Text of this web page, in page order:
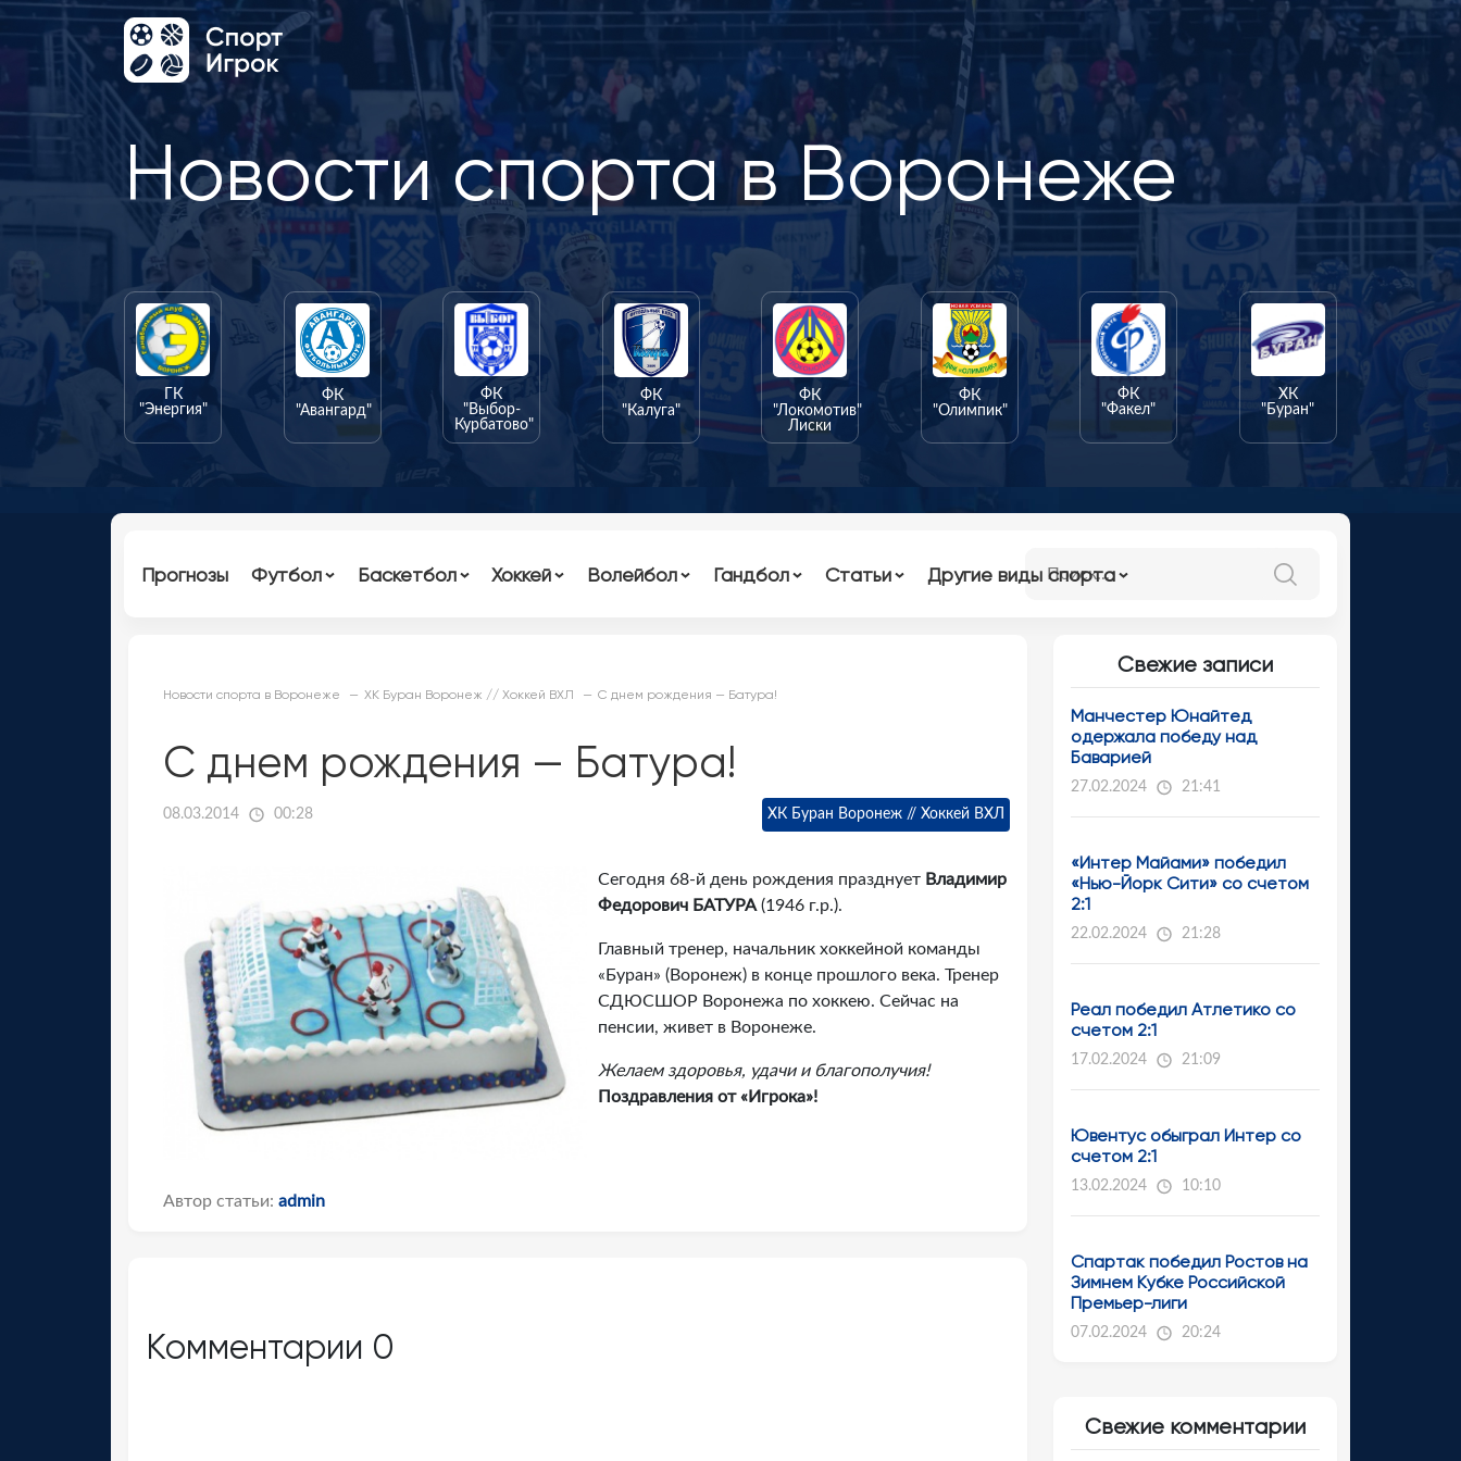
Новости спорта в Воронеже
ГК
"Энергия"
ФК
"Авангард"
ФК
"Выбор-
Курбатово"
ФК
"Калуга"
ФК
"Локомотив"
Лиски
ФК
"Олимпик"
ФК
"Факел"
ХК
"Буран"
Прогнозы Футбол Баскетбол Хоккей Волейбол Гандбол Статьи Другие виды спорта
Новости спорта в Воронеже ХК Буран Воронеж // Хоккей ВХЛ С днем рождения — Батура!
С днем рождения — Батура!
08.03.2014 00:28 ХК Буран Воронеж // Хоккей ВХЛ
Сегодня 68-й день рождения празднует Владимир
Федорович БАТУРА (1946 г.р.).
Главный тренер, начальник хоккейной команды
«Буран» (Воронеж) в конце прошлого века. Тренер
СДЮСШОР Воронежа по хоккею. Сейчас на
пенсии, живет в Воронеже.
Желаем здоровья, удачи и благополучия!
Поздравления от «Игрока»!
Автор статьи: admin
Комментарии 0
Свежие записи
Манчестер Юнайтед
одержала победу над
Баварией
27.02.2024 21:41
«Интер Майами» победил
«Нью-Йорк Сити» со счетом
2:1
22.02.2024 21:28
Реал победил Атлетико со
счетом 2:1
17.02.2024 21:09
Ювентус обыграл Интер со
счетом 2:1
13.02.2024 10:10
Спартак победил Ростов на
Зимнем Кубке Российской
Премьер-лиги
07.02.2024 20:24
Свежие комментарии